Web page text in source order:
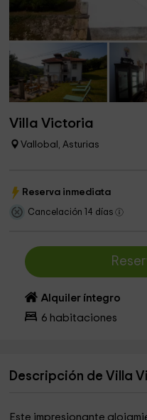
Villa Victoria
Vallobal, Asturias
Reserva inmediata
Cancelación 14 días
Alquiler íntegro
6 habitaciones
Descripción de Villa
Este impresionante